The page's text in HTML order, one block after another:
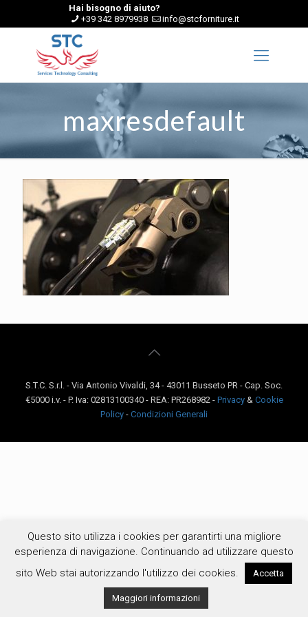
Hai bisogno di aiuto?
+39 342 8979938
info@stcforniture.it
maxresdefault
S.T.C. S.r.l. - Via Antonio Vivaldi, 34 - 43011 Busseto PR - Cap. Soc.
€5000 i.v. - P. Iva: 02813100340 - REA: PR268982 - Privacy& Cookie
Policy - Condizioni Generali
Questo sito utilizza i cookies per garantirti una migliore
esperienza di navigazione. Continuando ad utilizzare questo
sito Web stai autorizzando l'utilizzo dei cookies.
Accetta
Maggiori informazioni